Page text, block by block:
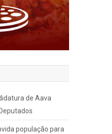
de Aava
população para